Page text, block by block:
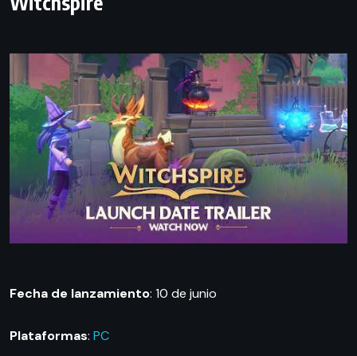
Fecha de lanzamiento: 10 de junio
Plataformas: PC